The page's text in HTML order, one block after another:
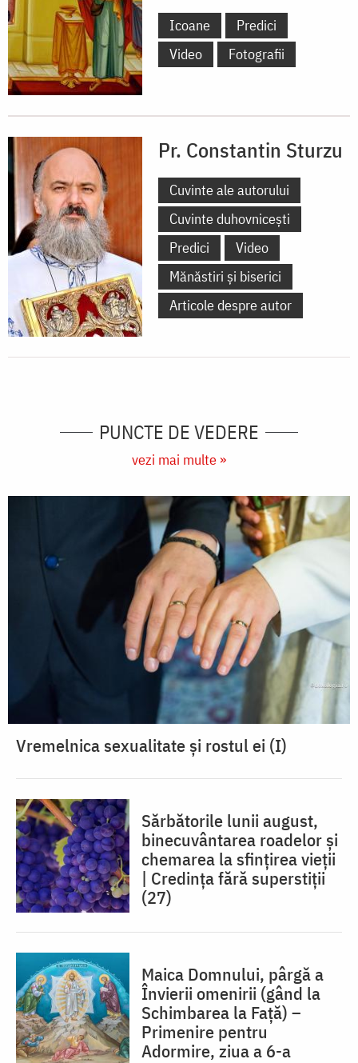
Icoane
Predici
Video
Fotografii
Pr. Constantin Sturzu
Cuvinte ale autorului
Cuvinte duhovnicești
Predici
Video
Mănăstiri și biserici
Articole despre autor
PUNCTE DE VEDERE
vezi mai multe »
Vremelnica sexualitate și rostul ei (I)
Sărbătorile lunii august,
binecuvântarea roadelor și
chemarea la sfințirea vieții
| Credința fără superstiții
(27)
Maica Domnului, pârgă a
Învierii omenirii (gând la
Schimbarea la Față) –
Primenire pentru
Adormire, ziua a 6-a